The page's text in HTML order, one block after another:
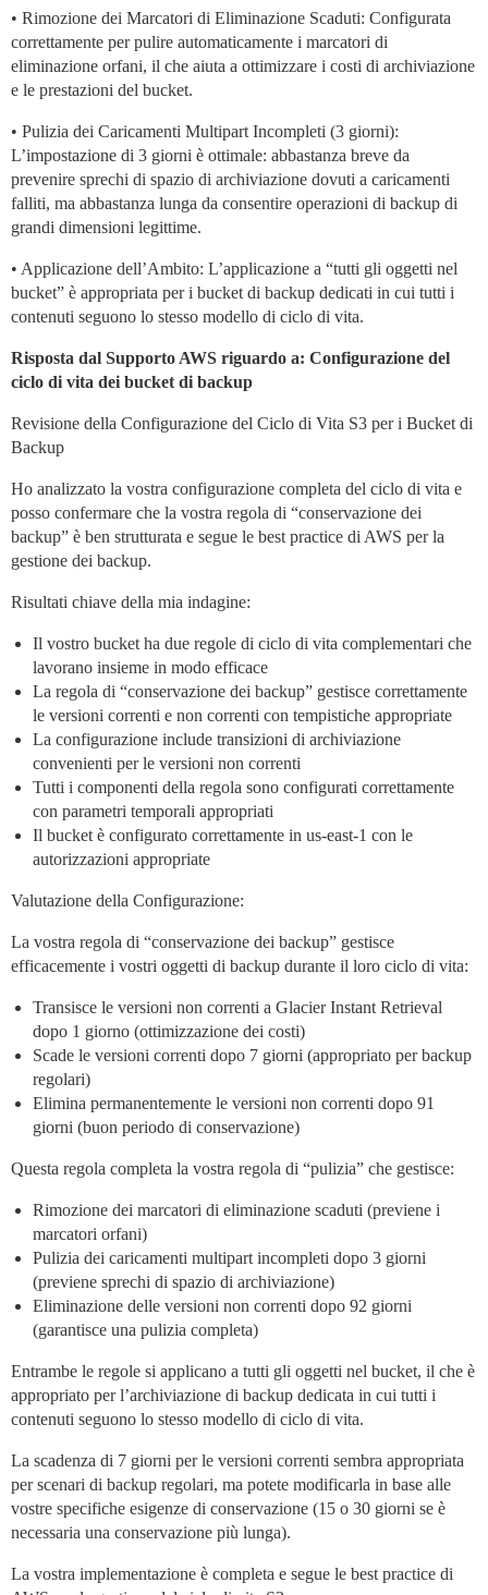
• Rimozione dei Marcatori di Eliminazione Scaduti: Configurata
correttamente per pulire automaticamente i marcatori di
eliminazione orfani, il che aiuta a ottimizzare i costi di archiviazione
e le prestazioni del bucket.
• Pulizia dei Caricamenti Multipart Incompleti (3 giorni):
L’impostazione di 3 giorni è ottimale: abbastanza breve da
prevenire sprechi di spazio di archiviazione dovuti a caricamenti
falliti, ma abbastanza lunga da consentire operazioni di backup di
grandi dimensioni legittime.
• Applicazione dell’Ambito: L’applicazione a “tutti gli oggetti nel
bucket” è appropriata per i bucket di backup dedicati in cui tutti i
contenuti seguono lo stesso modello di ciclo di vita.
Risposta dal Supporto AWS riguardo a: Configurazione del
ciclo di vita dei bucket di backup
Revisione della Configurazione del Ciclo di Vita S3 per i Bucket di
Backup
Ho analizzato la vostra configurazione completa del ciclo di vita e
posso confermare che la vostra regola di “conservazione dei
backup” è ben strutturata e segue le best practice di AWS per la
gestione dei backup.
Risultati chiave della mia indagine:
Il vostro bucket ha due regole di ciclo di vita complementari che
lavorano insieme in modo efficace
La regola di “conservazione dei backup” gestisce correttamente
le versioni correnti e non correnti con tempistiche appropriate
La configurazione include transizioni di archiviazione
convenienti per le versioni non correnti
Tutti i componenti della regola sono configurati correttamente
con parametri temporali appropriati
Il bucket è configurato correttamente in us-east-1 con le
autorizzazioni appropriate
Valutazione della Configurazione:
La vostra regola di “conservazione dei backup” gestisce
efficacemente i vostri oggetti di backup durante il loro ciclo di vita:
Transisce le versioni non correnti a Glacier Instant Retrieval
dopo 1 giorno (ottimizzazione dei costi)
Scade le versioni correnti dopo 7 giorni (appropriato per backup
regolari)
Elimina permanentemente le versioni non correnti dopo 91
giorni (buon periodo di conservazione)
Questa regola completa la vostra regola di “pulizia” che gestisce:
Rimozione dei marcatori di eliminazione scaduti (previene i
marcatori orfani)
Pulizia dei caricamenti multipart incompleti dopo 3 giorni
(previene sprechi di spazio di archiviazione)
Eliminazione delle versioni non correnti dopo 92 giorni
(garantisce una pulizia completa)
Entrambe le regole si applicano a tutti gli oggetti nel bucket, il che è
appropriato per l’archiviazione di backup dedicata in cui tutti i
contenuti seguono lo stesso modello di ciclo di vita.
La scadenza di 7 giorni per le versioni correnti sembra appropriata
per scenari di backup regolari, ma potete modificarla in base alle
vostre specifiche esigenze di conservazione (15 o 30 giorni se è
necessaria una conservazione più lunga).
La vostra implementazione è completa e segue le best practice di